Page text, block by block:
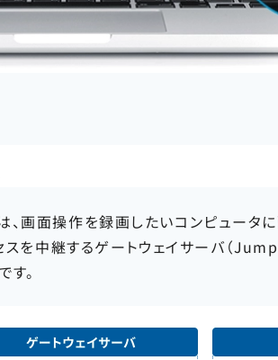
画面操作を録画したいコンピュータ
スを中継するゲートウェイサーバ（
。